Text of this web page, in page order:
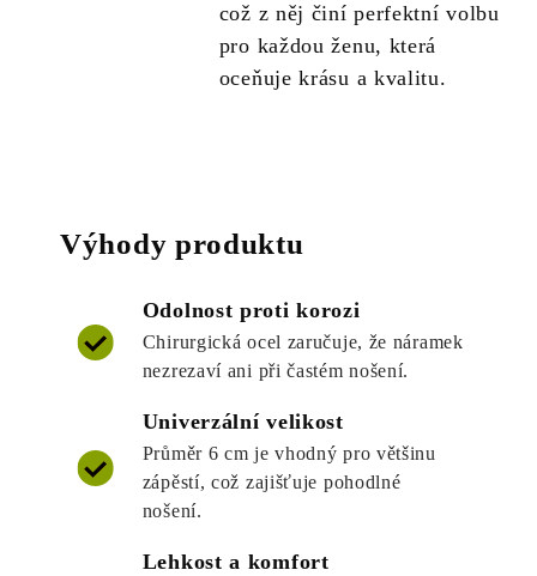
což z něj činí perfektní volbu
pro každou ženu, která
oceňuje krásu a kvalitu.
Výhody produktu
Odolnost proti korozi
Chirurgická ocel zaručuje, že náramek
nezrezaví ani při častém nošení.
Univerzální velikost
Průměr 6 cm je vhodný pro většinu
zápěstí, což zajišťuje pohodlné
nošení.
Lehkost a komfort